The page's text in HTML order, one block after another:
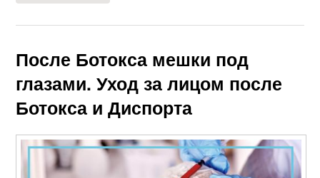
После Ботокса мешки под
глазами. Уход за лицом после
Ботокса и Диспорта